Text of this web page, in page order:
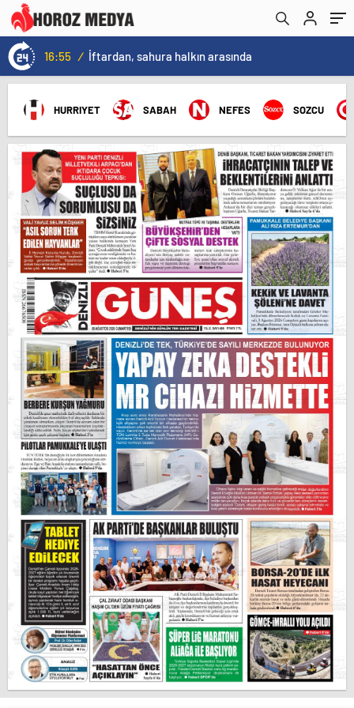
16:55 / İftardan, sahura halkın arasında
HURRIYET SABAH NEFES SOZCU